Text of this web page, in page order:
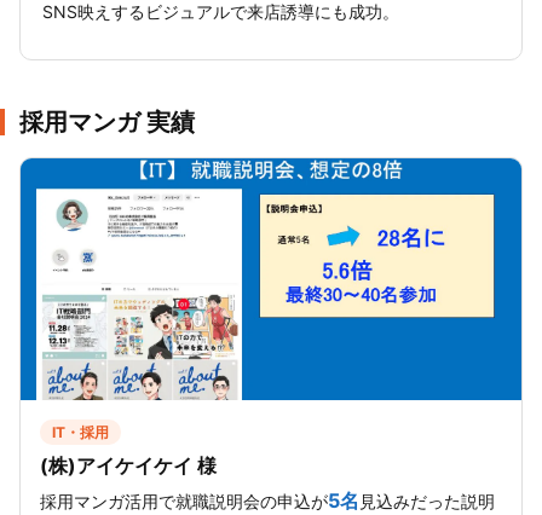
SNS映えするビジュアルで来店誘導にも成功。
採用マンガ 実績
IT・採用
(株)アイケイケイ 様
採用マンガ活用で就職説明会の申込が5名 見込みだった説明